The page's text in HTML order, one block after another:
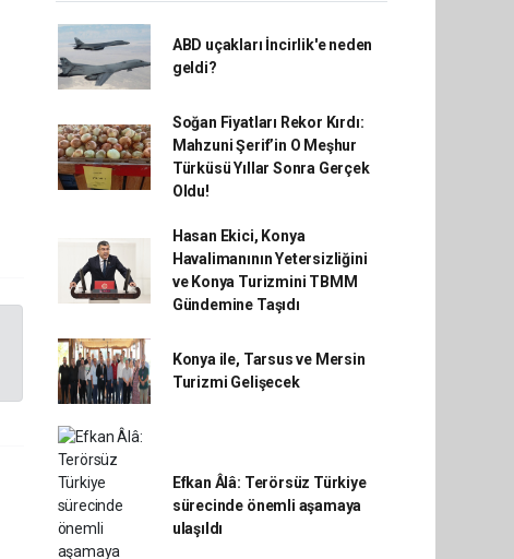
ABD uçakları İncirlik'e neden
geldi?
Soğan Fiyatları Rekor Kırdı:
Mahzuni Şerif’in O Meşhur
Türküsü Yıllar Sonra Gerçek
Oldu!
Hasan Ekici, Konya
Havalimanının Yetersizliğini
ve Konya Turizmini TBMM
Gündemine Taşıdı
Konya ile, Tarsus ve Mersin
Turizmi Gelişecek
Efkan Âlâ: Terörsüz Türkiye
sürecinde önemli aşamaya
ulaşıldı